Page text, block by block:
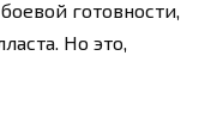
готовности,
Но это,